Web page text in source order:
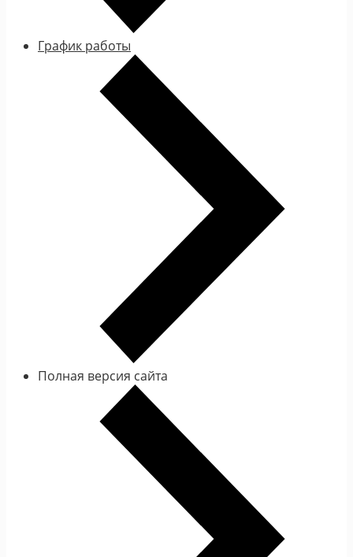
График работы
Полная версия сайта